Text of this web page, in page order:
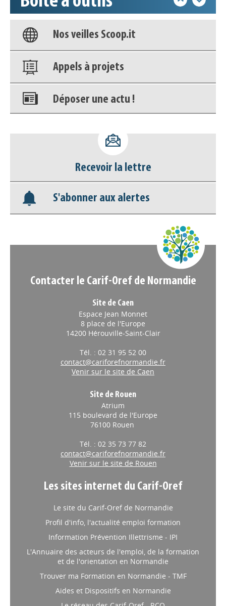
Base documentaire
Nos veilles Scoop.it
Appels à projets
Déposer une actu !
déconnecter)
Base documentaire
Nos veilles Scoop.it
Recevoir la lettre
S'abonner aux alertes
Contacter le Carif-Oref de Normandie
Site de Caen
Espace Jean Monnet
8 place de l'Europe
14200 Hérouville-Saint-Clair
Tél. : 02 31 95 52 00
contact@cariforefnormandie.fr
Venir sur le site de Caen
Site de Rouen
Atrium
115 boulevard de l'Europe
76100 Rouen
Tél. : 02 35 73 77 82
contact@cariforefnormandie.fr
Venir sur le site de Rouen
Les sites internet du Carif-Oref
Le site du Carif-Oref de Normandie
Profil d'info, l'actualité emploi formation
Information Prévention Illettrisme - IPI
L'Annuaire des acteurs de l'emploi, de la formation
et de l'orientation en Normandie
Trouver ma Formation en Normandie - TMF
Aides et Dispositifs en Normandie